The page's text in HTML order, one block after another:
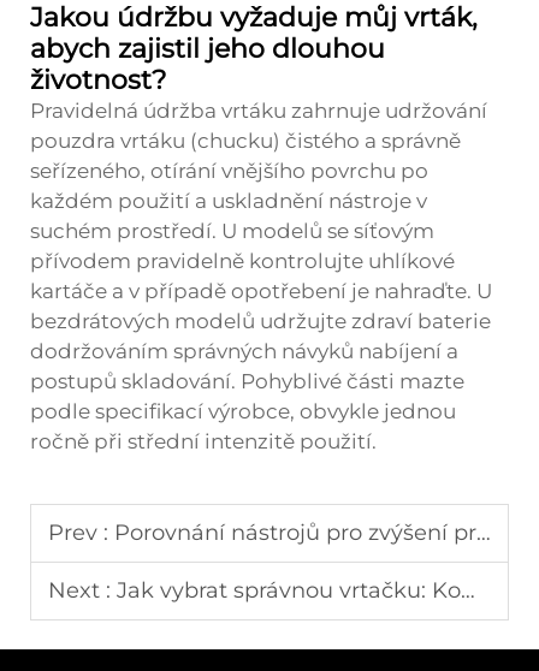
Jakou údržbu vyžaduje můj vrták,
abych zajistil jeho dlouhou
životnost?
Pravidelná údržba vrtáku zahrnuje udržování
pouzdra vrtáku (chucku) čistého a správně
seřízeného, otírání vnějšího povrchu po
každém použití a uskladnění nástroje v
suchém prostředí. U modelů se síťovým
přívodem pravidelně kontrolujte uhlíkové
kartáče a v případě opotřebení je nahraďte. U
bezdrátových modelů udržujte zdraví baterie
dodržováním správných návyků nabíjení a
postupů skladování. Pohyblivé části mazte
podle specifikací výrobce, obvykle jednou
ročně při střední intenzitě použití.
Prev : Porovnání nástrojů pro zvýšení produktivity: Najděte si svůj ideální výběr
Next : Jak vybrat správnou vrtačku: Kompletní návod pro kupující